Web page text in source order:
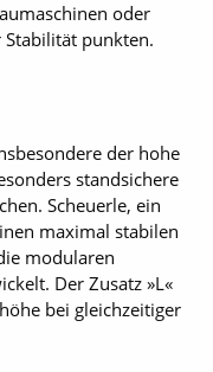
oder
punkten.
der hohe
standsichere
Scheuerle, ein
maximal stabilen
modularen
Der Zusatz »L«
bei gleichzeitiger